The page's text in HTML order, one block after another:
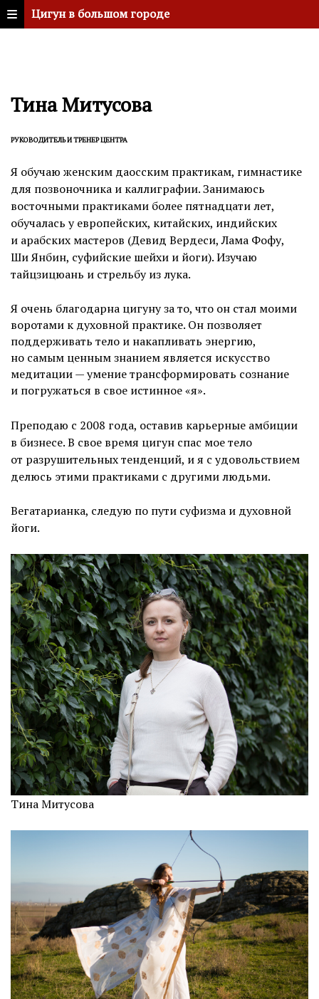
Цигун в большом городе
Тина Митусова
РУКОВОДИТЕЛЬ И ТРЕНЕР ЦЕНТРА
Я обучаю женским даосским практикам, гимнастике
для позвоночника и каллиграфии. Занимаюсь
восточными практиками более пятнадцати лет,
обучалась у европейских, китайских, индийских
и арабских мастеров (Девид Вердеси, Лама Фофу,
Ши Янбин, суфийские шейхи и йоги). Изучаю
тайцзицюань и стрельбу из лука.
Я очень благодарна цигуну за то, что он стал моими
воротами к духовной практике. Он позволяет
поддерживать тело и накапливать энергию,
но самым ценным знанием является искусство
медитации — умение трансформировать сознание
и погружаться в свое истинное «я».
Преподаю с 2008 года, оставив карьерные амбиции
в бизнесе. В свое время цигун спас мое тело
от разрушительных тенденций, и я с удовольствием
делюсь этими практиками с другими людьми.
Вегатарианка, следую по пути суфизма и духовной
йоги.
Тина Митусова